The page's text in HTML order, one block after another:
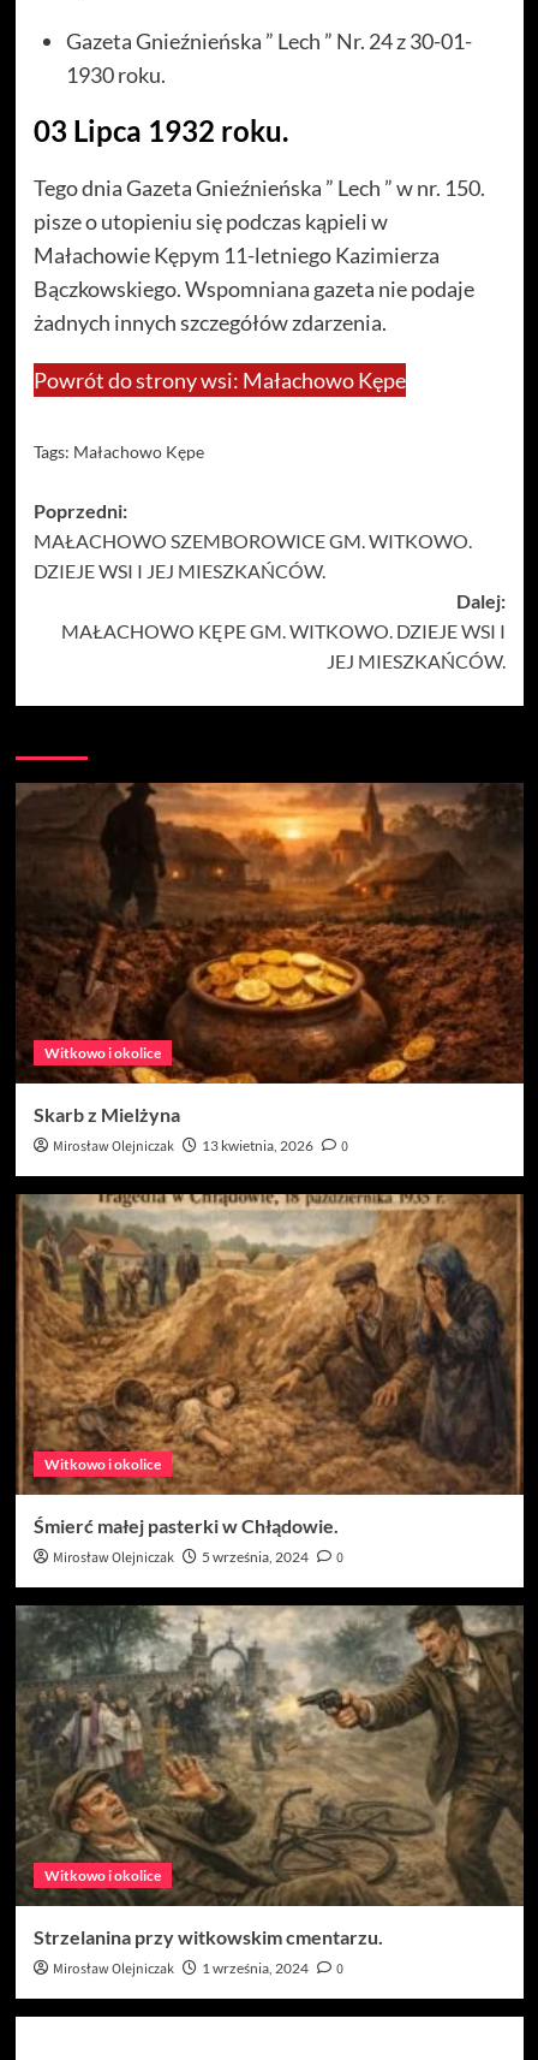
Gazeta Gnieźnieńska ” Lech ” Nr. 24 z 30-01-
1930 roku.
03 Lipca 1932 roku.
Tego dnia Gazeta Gnieźnieńska ” Lech ” w nr. 150.
pisze o utopieniu się podczas kąpieli w
Małachowie Kępym 11-letniego Kazimierza
Bączkowskiego. Wspomniana gazeta nie podaje
żadnych innych szczegółów zdarzenia.
Powrót do strony wsi: Małachowo Kępe
Tags: Małachowo Kępe
Zobacz
wpisy
Poprzedni:
MAŁACHOWO SZEMBOROWICE GM. WITKOWO.
DZIEJE WSI I JEJ MIESZKAŃCÓW.
Dalej:
MAŁACHOWO KĘPE GM. WITKOWO. DZIEJE WSI I
JEJ MIESZKAŃCÓW.
Witkowo i okolice
Skarb z Mielżyna
Mirosław Olejniczak 13 kwietnia, 2026 0
Witkowo i okolice
Śmierć małej pasterki w Chłądowie.
Mirosław Olejniczak 5 września, 2024 0
Witkowo i okolice
Strzelanina przy witkowskim cmentarzu.
Mirosław Olejniczak 1 września, 2024 0